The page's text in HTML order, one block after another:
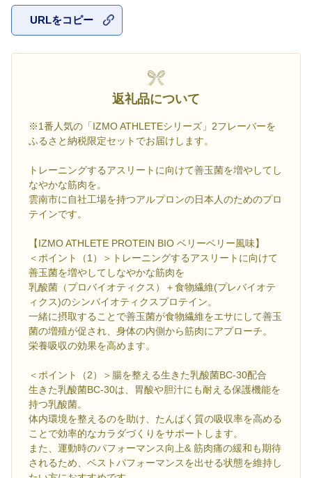
URLをコピー
返礼品について
※1番人気の「IZMO ATHLETEシリーズ」2フレーバーを
ふるさと納税限定セットでお届けします。
トレーニングするアスリートに向けて善玉菌を増やしてし
なやかな筋肉を。
雲南市に自社工場を持つアルプロンの日本人のためのプロ
テインです。
【IZMO ATHLETE PROTEIN BIO ベリーベリー風味】
＜ポイント（1）＞トレーニングするアスリートに向けて
善玉菌を増やしてしなやかな筋肉を
乳酸菌（プロバイオティクス）＋食物繊維(プレバイオテ
ィクス)のシンバイオティクスプロテイン。
一緒に摂取することで善玉菌が食物繊維をエサにして善玉
菌の増殖が促され、身体の内側から筋肉にアプローチ。
栄養吸収の効果を高めます。
＜ポイント（2）＞腸を整える生きた乳酸菌BC-30配合
生きた乳酸菌BC-30は、胃酸や胆汁にも耐える保護機能を
持つ乳酸菌。
体内環境を整えるのを助け、たんぱく質の吸収率を高める
ことで効率的なカラダづくりをサポートします。
また、運動時のパフォーマンス向上& 筋肉痛の緩和も期待
されるため、ベストパフォーマンスを出せる状態を維持し